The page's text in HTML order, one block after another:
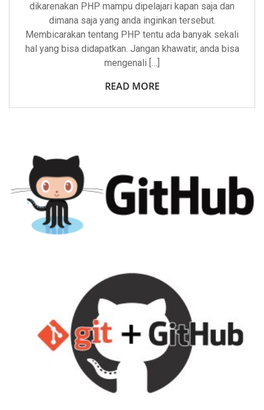
dikarenakan PHP mampu dipelajari kapan saja dan
dimana saja yang anda inginkan tersebut.
Membicarakan tentang PHP tentu ada banyak sekali
hal yang bisa didapatkan. Jangan khawatir, anda bisa
mengenali […]
READ MORE